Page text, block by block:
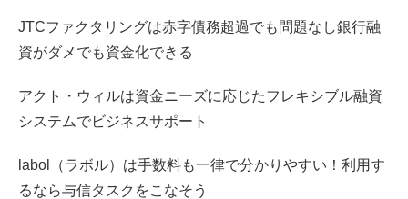
JTCファクタリングは赤字債務超過でも問題なし銀行融
資がダメでも資金化できる
アクト・ウィルは資金ニーズに応じたフレキシブル融資
システムでビジネスサポート
labol（ラボル）は手数料も一律で分かりやすい！利用す
るなら与信タスクをこなそう